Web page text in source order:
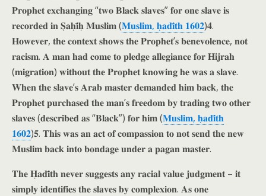
𝐏𝐫𝐨𝐩𝐡𝐞𝐭 𝐞𝐱𝐜𝐡𝐚𝐧𝐠𝐢𝐧𝐠 “𝐭𝐰𝐨 𝐁𝐥𝐚𝐜𝐤 𝐬𝐥𝐚𝐯𝐞𝐬” 𝐟𝐨𝐫 𝐨𝐧𝐞 𝐬𝐥𝐚𝐯𝐞 𝐢𝐬
𝐫𝐞𝐜𝐨𝐫𝐝𝐞𝐝 𝐢𝐧 𝐒̣𝐚𝐡̣𝐢̄𝐡̣ 𝐌𝐮𝐬𝐥𝐢𝐦 (𝐌𝐮𝐬𝐥𝐢𝐦, 𝐡̣𝐚𝐝𝐢̄𝐭𝐡 𝟏𝟔𝟎𝟐)𝟒.
𝐇𝐨𝐰𝐞𝐯𝐞𝐫, 𝐭𝐡𝐞 𝐜𝐨𝐧𝐭𝐞𝐱𝐭 𝐬𝐡𝐨𝐰𝐬 𝐭𝐡𝐞 𝐏𝐫𝐨𝐩𝐡𝐞𝐭’𝐬 𝐛𝐞𝐧𝐞𝐯𝐨𝐥𝐞𝐧𝐜𝐞, 𝐧𝐨𝐭
𝐫𝐚𝐜𝐢𝐬𝐦. 𝐀 𝐦𝐚𝐧 𝐡𝐚𝐝 𝐜𝐨𝐦𝐞 𝐭𝐨 𝐩𝐥𝐞𝐝𝐠𝐞 𝐚𝐥𝐥𝐞𝐠𝐢𝐚𝐧𝐜𝐞 𝐟𝐨𝐫 𝐇𝐢𝐣𝐫𝐚𝐡
(𝐦𝐢𝐠𝐫𝐚𝐭𝐢𝐨𝐧) 𝐰𝐢𝐭𝐡𝐨𝐮𝐭 𝐭𝐡𝐞 𝐏𝐫𝐨𝐩𝐡𝐞𝐭 𝐤𝐧𝐨𝐰𝐢𝐧𝐠 𝐡𝐞 𝐰𝐚𝐬 𝐚 𝐬𝐥𝐚𝐯𝐞.
𝐖𝐡𝐞𝐧 𝐭𝐡𝐞 𝐬𝐥𝐚𝐯𝐞’𝐬 𝐀𝐫𝐚𝐛 𝐦𝐚𝐬𝐭𝐞𝐫 𝐝𝐞𝐦𝐚𝐧𝐝𝐞𝐝 𝐡𝐢𝐦 𝐛𝐚𝐜𝐤, 𝐭𝐡𝐞
𝐏𝐫𝐨𝐩𝐡𝐞𝐭 𝐩𝐮𝐫𝐜𝐡𝐚𝐬𝐞𝐝 𝐭𝐡𝐞 𝐦𝐚𝐧’𝐬 𝐟𝐫𝐞𝐞𝐝𝐨𝐦 𝐛𝐲 𝐭𝐫𝐚𝐝𝐢𝐧𝐠 𝐭𝐰𝐨 𝐨𝐭𝐡𝐞𝐫
𝐬𝐥𝐚𝐯𝐞𝐬 (𝐝𝐞𝐬𝐜𝐫𝐢𝐛𝐞𝐝 𝐚𝐬 “𝐁𝐥𝐚𝐜𝐤”) 𝐟𝐨𝐫 𝐡𝐢𝐦 (𝐌𝐮𝐬𝐥𝐢𝐦, 𝐡̣𝐚𝐝𝐢̄𝐭𝐡
𝟏𝟔𝟎𝟐)𝟓. 𝐓𝐡𝐢𝐬 𝐰𝐚𝐬 𝐚𝐧 𝐚𝐜𝐭 𝐨𝐟 𝐜𝐨𝐦𝐩𝐚𝐬𝐬𝐢𝐨𝐧 𝐭𝐨 𝐧𝐨𝐭 𝐬𝐞𝐧𝐝 𝐭𝐡𝐞 𝐧𝐞𝐰
𝐌𝐮𝐬𝐥𝐢𝐦 𝐛𝐚𝐜𝐤 𝐢𝐧𝐭𝐨 𝐛𝐨𝐧𝐝𝐚𝐠𝐞 𝐮𝐧𝐝𝐞𝐫 𝐚 𝐩𝐚𝐠𝐚𝐧 𝐦𝐚𝐬𝐭𝐞𝐫.
𝐓𝐡𝐞 𝐇̣𝐚𝐝𝐢̄𝐭𝐡 𝐧𝐞𝐯𝐞𝐫 𝐬𝐮𝐠𝐠𝐞𝐬𝐭𝐬 𝐚𝐧𝐲 𝐫𝐚𝐜𝐢𝐚𝐥 𝐯𝐚𝐥𝐮𝐞 𝐣𝐮𝐝𝐠𝐦𝐞𝐧𝐭 – 𝐢𝐭
𝐬𝐢𝐦𝐩𝐥𝐲 𝐢𝐝𝐞𝐧𝐭𝐢𝐟𝐢𝐞𝐬 𝐭𝐡𝐞 𝐬𝐥𝐚𝐯𝐞𝐬 𝐛𝐲 𝐜𝐨𝐦𝐩𝐥𝐞𝐱𝐢𝐨𝐧. 𝐀𝐬 𝐨𝐧𝐞